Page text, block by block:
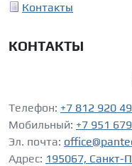
Контакты
КОНТАКТЫ
Телефон: +7 812 920
Мобильный: +7 951
Эл. почта:
Адрес: 195067, Санкт-